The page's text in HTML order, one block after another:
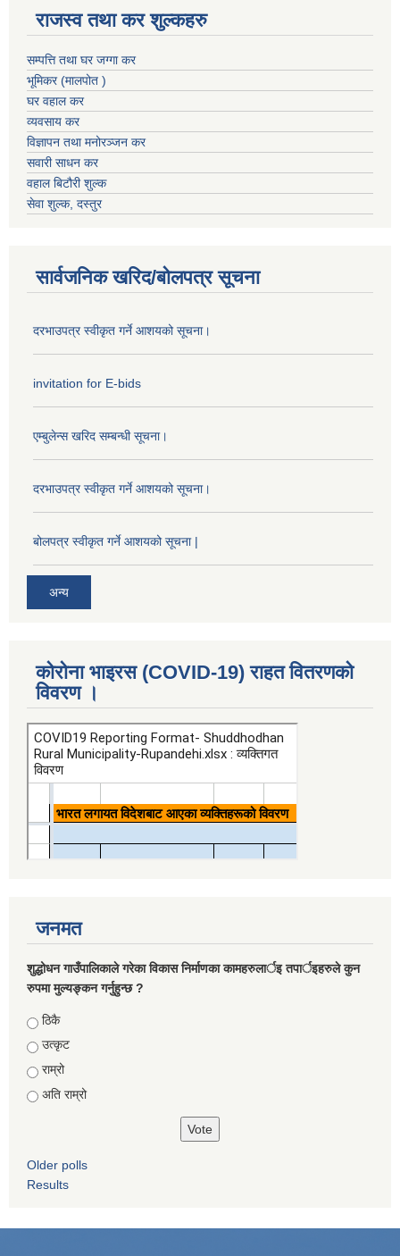
राजस्व तथा कर शुल्कहरु
सम्पत्ति तथा घर जग्गा कर
भूमिकर (मालपोत )
घर वहाल कर
व्यवसाय कर
विज्ञापन तथा मनोरञ्जन कर
सवारी साधन कर
वहाल बिटौरी शुल्क
सेवा शुल्क, दस्तुर
सार्वजनिक खरिद/बोलपत्र सूचना
दरभाउपत्र स्वीकृत गर्ने आशयको सूचना।
invitation for E-bids
एम्बुलेन्स खरिद सम्बन्धी सूचना।
दरभाउपत्र स्वीकृत गर्ने आशयको सूचना।
बोलपत्र स्वीकृत गर्ने आशयको सूचना |
अन्य
कोरोना भाइरस (COVID-19) राहत वितरणको
विवरण ।
जनमत
शुद्धोधन गाउँपालिकाले गरेका विकास निर्माणका कामहरुलार्इ तपार्इहरुले कुन
रुपमा मुल्यङ्कन गर्नुहुन्छ ?
Choices
ठिकै
उत्कृट
राम्रो
अति राम्रो
Older polls
Results